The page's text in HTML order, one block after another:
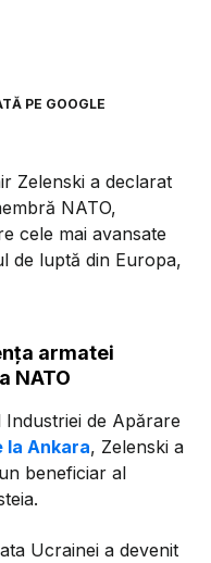
PE GOOGLE
Zelenski a declarat
NATO,
cele mai avansate
de luptă din Europa,
armatei
NATO
de Apărare
la Ankara, Zelenski a
beneficiar al
Ucrainei a devenit